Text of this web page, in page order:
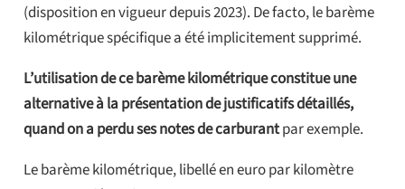
(disposition en vigueur depuis 2023). De facto, le barème
kilométrique spécifique a été implicitement supprimé.
L’utilisation de ce barème kilométrique constitue une
alternative à la présentation de justificatifs détaillés,
quand on a perdu ses notes de carburantpar exemple.
Le barème kilométrique, libellé en euro par kilomètre